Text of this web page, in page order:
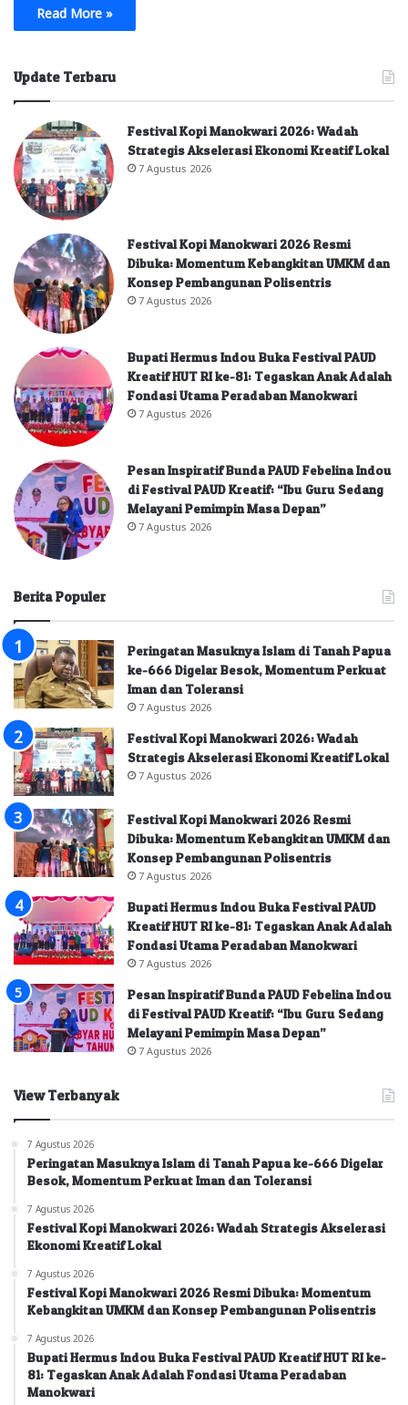
Read More »
Update Terbaru
Festival Kopi Manokwari 2026: Wadah
Strategis Akselerasi Ekonomi Kreatif Lokal
7 Agustus 2026
Festival Kopi Manokwari 2026 Resmi
Dibuka: Momentum Kebangkitan UMKM dan
Konsep Pembangunan Polisentris
7 Agustus 2026
Bupati Hermus Indou Buka Festival PAUD
Kreatif HUT RI ke-81: Tegaskan Anak Adalah
Fondasi Utama Peradaban Manokwari
7 Agustus 2026
Pesan Inspiratif Bunda PAUD Febelina Indou
di Festival PAUD Kreatif: “Ibu Guru Sedang
Melayani Pemimpin Masa Depan”
7 Agustus 2026
Berita Populer
Peringatan Masuknya Islam di Tanah Papua
ke-666 Digelar Besok, Momentum Perkuat
Iman dan Toleransi
7 Agustus 2026
Festival Kopi Manokwari 2026: Wadah
Strategis Akselerasi Ekonomi Kreatif Lokal
7 Agustus 2026
Festival Kopi Manokwari 2026 Resmi
Dibuka: Momentum Kebangkitan UMKM dan
Konsep Pembangunan Polisentris
7 Agustus 2026
Bupati Hermus Indou Buka Festival PAUD
Kreatif HUT RI ke-81: Tegaskan Anak Adalah
Fondasi Utama Peradaban Manokwari
7 Agustus 2026
Pesan Inspiratif Bunda PAUD Febelina Indou
di Festival PAUD Kreatif: “Ibu Guru Sedang
Melayani Pemimpin Masa Depan”
7 Agustus 2026
View Terbanyak
7 Agustus 2026
Peringatan Masuknya Islam di Tanah Papua ke-666 Digelar
Besok, Momentum Perkuat Iman dan Toleransi
7 Agustus 2026
Festival Kopi Manokwari 2026: Wadah Strategis Akselerasi
Ekonomi Kreatif Lokal
7 Agustus 2026
Festival Kopi Manokwari 2026 Resmi Dibuka: Momentum
Kebangkitan UMKM dan Konsep Pembangunan Polisentris
7 Agustus 2026
Bupati Hermus Indou Buka Festival PAUD Kreatif HUT RI ke-
81: Tegaskan Anak Adalah Fondasi Utama Peradaban
Manokwari